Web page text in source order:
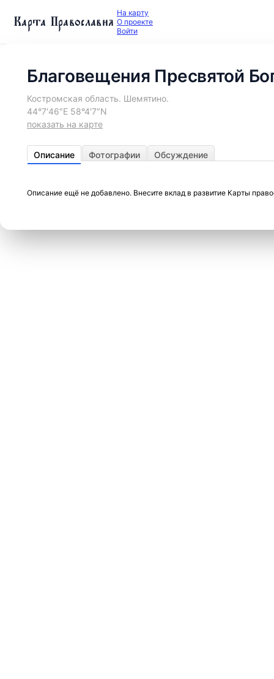
Карта Православия На карту
О проекте
Войти
Благовещения Пресвятой
Костромская область. Шемятино.
44°7′46″E 58°4′7″N
показать на карте
Описание Фотографии Обсуждение
Описание ещё не добавлено. Внесите вклад в развитие Карты